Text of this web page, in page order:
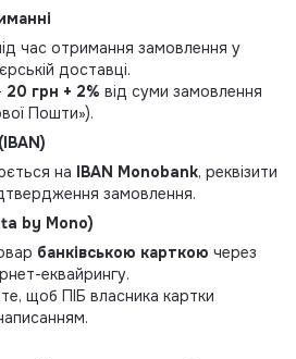
час отримання замовлення у
доставці.
20 грн + 2% від суми замовлення
Пошти»).
на IBAN Monobank, реквізити
замовлення.
by Mono)
банківською карткою через
еквайрингу.
щоб ПІБ власника картки